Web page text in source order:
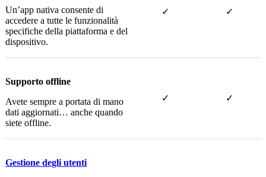
Un’app nativa consente di
accedere a tutte le funzionalità
specifiche della piattaforma e del
dispositivo.
✓ ✓
Supporto offline
Avete sempre a portata di mano
dati aggiornati… anche quando
siete offline.
✓ ✓
Gestione degli utenti